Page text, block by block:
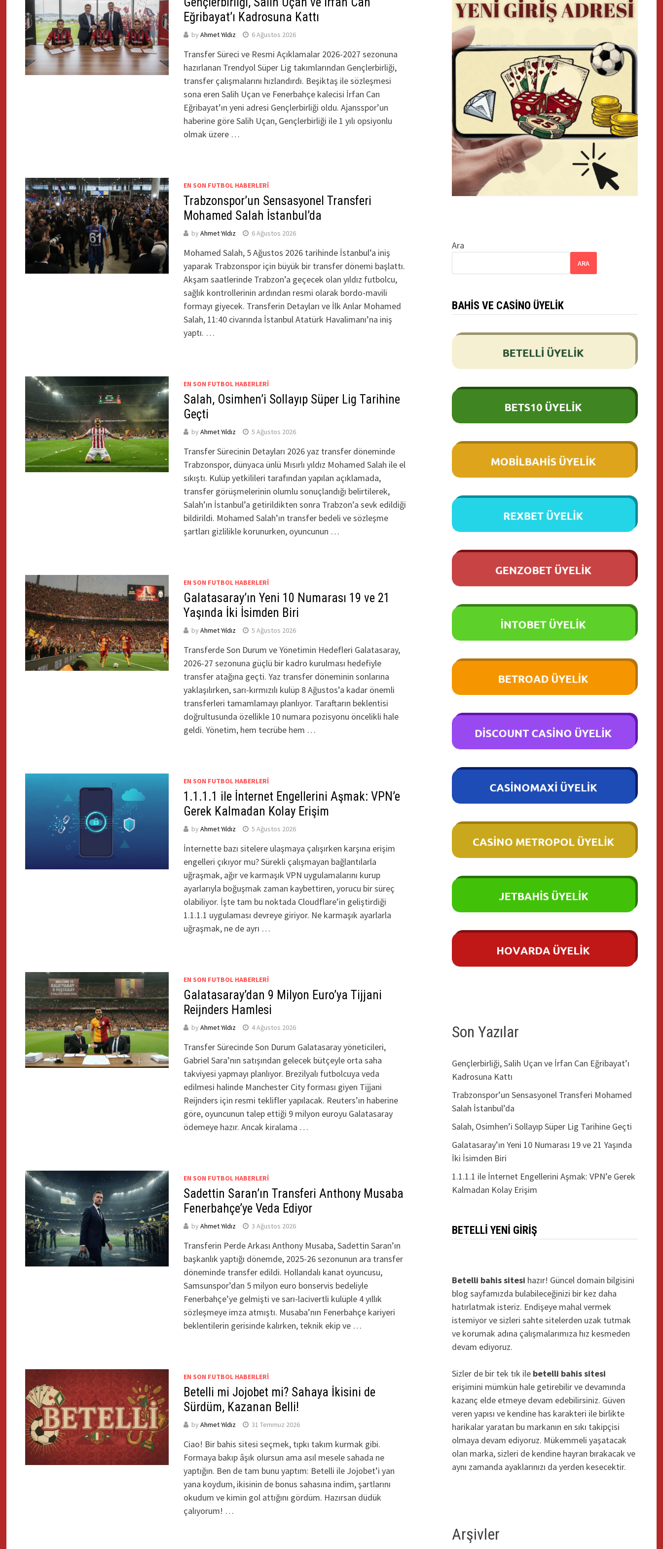
Eğribayat’ı Kadrosuna Kattı
by Ahmet Yıldız 6 Ağustos 2026
Transfer Süreci ve Resmi Açıklamalar 2026-2027 sezonuna
hazırlanan Trendyol Süper Lig takımlarından Gençlerbirliği,
transfer çalışmalarını hızlandırdı. Beşiktaş ile sözleşmesi
sona eren Salih Uçan ve Fenerbahçe kalecisi İrfan Can
Eğribayat’ın yeni adresi Gençlerbirliği oldu. Ajansspor’un
haberine göre Salih Uçan, Gençlerbirliği ile 1 yılı opsiyonlu
olmak üzere …
EN SON FUTBOL HABERLERI
Trabzonspor’un Sensasyonel Transferi
Mohamed Salah İstanbul’da
by Ahmet Yıldız 6 Ağustos 2026
Mohamed Salah, 5 Ağustos 2026 tarihinde İstanbul’a iniş
yaparak Trabzonspor için büyük bir transfer dönemi başlattı.
Akşam saatlerinde Trabzon’a geçecek olan yıldız futbolcu,
sağlık kontrollerinin ardından resmi olarak bordo-mavili
formayı giyecek. Transferin Detayları ve İlk Anlar Mohamed
Salah, 11:40 civarında İstanbul Atatürk Havalimanı’na iniş
yaptı. …
EN SON FUTBOL HABERLERI
Salah, Osimhen’i Sollayıp Süper Lig Tarihine
Geçti
by Ahmet Yıldız 5 Ağustos 2026
Transfer Sürecinin Detayları 2026 yaz transfer döneminde
Trabzonspor, dünyaca ünlü Mısırlı yıldız Mohamed Salah ile el
sıkıştı. Kulüp yetkilileri tarafından yapılan açıklamada,
transfer görüşmelerinin olumlu sonuçlandığı belirtilerek,
Salah’ın İstanbul’a getirildikten sonra Trabzon’a sevk edildiği
bildirildi. Mohamed Salah’ın transfer bedeli ve sözleşme
şartları gizlilikle korunurken, oyuncunun …
EN SON FUTBOL HABERLERI
Galatasaray’ın Yeni 10 Numarası 19 ve 21
Yaşında İki İsimden Biri
by Ahmet Yıldız 5 Ağustos 2026
Transferde Son Durum ve Yönetimin Hedefleri Galatasaray,
2026-27 sezonuna güçlü bir kadro kurulması hedefiyle
transfer atağına geçti. Yaz transfer döneminin sonlarına
yaklaşılırken, sarı-kırmızılı kulüp 8 Ağustos’a kadar önemli
transferleri tamamlamayı planlıyor. Taraftarın beklentisi
doğrultusunda özellikle 10 numara pozisyonu öncelikli hale
geldi. Yönetim, hem tecrübe hem …
EN SON FUTBOL HABERLERI
1.1.1.1 ile İnternet Engellerini Aşmak: VPN’e
Gerek Kalmadan Kolay Erişim
by Ahmet Yıldız 5 Ağustos 2026
İnternette bazı sitelere ulaşmaya çalışırken karşına erişim
engelleri çıkıyor mu? Sürekli çalışmayan bağlantılarla
uğraşmak, ağır ve karmaşık VPN uygulamalarını kurup
ayarlarıyla boğuşmak zaman kaybettiren, yorucu bir süreç
olabiliyor. İşte tam bu noktada Cloudflare’in geliştirdiği
1.1.1.1 uygulaması devreye giriyor. Ne karmaşık ayarlarla
uğraşmak, ne de ayrı …
EN SON FUTBOL HABERLERI
Galatasaray’dan 9 Milyon Euro’ya Tijjani
Reijnders Hamlesi
by Ahmet Yıldız 4 Ağustos 2026
Transfer Sürecinde Son Durum Galatasaray yöneticileri,
Gabriel Sara’nın satışından gelecek bütçeyle orta saha
takviyesi yapmayı planlıyor. Brezilyalı futbolcuya veda
edilmesi halinde Manchester City forması giyen Tijjani
Reijnders için resmi teklifler yapılacak. Reuters’ın haberine
göre, oyuncunun talep ettiği 9 milyon euroyu Galatasaray
ödemeye hazır. Ancak kiralama …
EN SON FUTBOL HABERLERI
Sadettin Saran’ın Transferi Anthony Musaba
Fenerbahçe’ye Veda Ediyor
by Ahmet Yıldız 3 Ağustos 2026
Transferin Perde Arkası Anthony Musaba, Sadettin Saran’ın
başkanlık yaptığı dönemde, 2025-26 sezonunun ara transfer
döneminde transfer edildi. Hollandalı kanat oyuncusu,
Samsunspor’dan 5 milyon euro bonservis bedeliyle
Fenerbahçe’ye gelmişti ve sarı-lacivertli kulüple 4 yıllık
sözleşmeye imza atmıştı. Musaba’nın Fenerbahçe kariyeri
beklentilerin gerisinde kalırken, teknik ekip ve …
EN SON FUTBOL HABERLERI
Betelli mi Jojobet mi? Sahaya İkisini de
Sürdüm, Kazanan Belli!
by Ahmet Yıldız 31 Temmuz 2026
Ciao! Bir bahis sitesi seçmek, tıpkı takım kurmak gibi.
Formaya bakıp âşık olursun ama asıl mesele sahada ne
yaptığın. Ben de tam bunu yaptım: Betelli ile Jojobet’i yan
yana koydum, ikisinin de bonus sahasına indim, şartlarını
okudum ve kimin gol attığını gördüm. Hazırsan düdük
çalıyorum! …
Ara
ARA
BAHIS VE CASINO ÜYELIK
Son Yazılar
Gençlerbirliği, Salih Uçan ve İrfan Can Eğribayat’ı
Kadrosuna Kattı
Trabzonspor’un Sensasyonel Transferi Mohamed
Salah İstanbul’da
Salah, Osimhen’i Sollayıp Süper Lig Tarihine Geçti
Galatasaray’ın Yeni 10 Numarası 19 ve 21 Yaşında
İki İsimden Biri
1.1.1.1 ile İnternet Engellerini Aşmak: VPN’e Gerek
Kalmadan Kolay Erişim
BETELLI YENI GIRIŞ
Betelli bahis sitesi hazır! Güncel domain bilgisini
blog sayfamızda bulabileceğinizi bir kez daha
hatırlatmak isteriz. Endişeye mahal vermek
istemiyor ve sizleri sahte sitelerden uzak tutmak
ve korumak adına çalışmalarımıza hız kesmeden
devam ediyoruz.
Sizler de bir tek tık ile betelli bahis sitesi
erişimini mümkün hale getirebilir ve devamında
kazanç elde etmeye devam edebilirsiniz. Güven
veren yapısı ve kendine has karakteri ile birlikte
harikalar yaratan bu markanın en sıkı takipçisi
olmaya devam ediyoruz. Mükemmeli yaşatacak
olan marka, sizleri de kendine hayran bırakacak ve
aynı zamanda ayaklarınızı da yerden kesecektir.
Arşivler